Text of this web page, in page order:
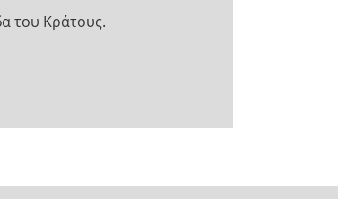
του Κράτους.